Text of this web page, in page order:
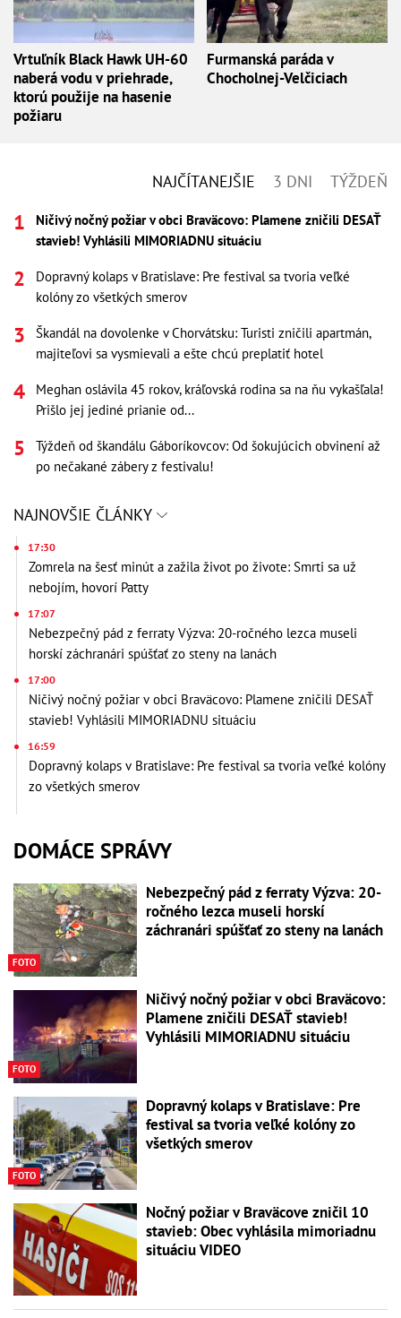
Vrtuľník Black Hawk UH-60
naberá vodu v priehrade,
ktorú použije na hasenie
požiaru
Furmanská paráda v
Chocholnej-Velčiciach
NAJČÍTANEJŠIE 3 DNI TÝŽDEŇ
Ničivý nočný požiar v obci Braväcovo: Plamene zničili DESAŤ
stavieb! Vyhlásili MIMORIADNU situáciu
Dopravný kolaps v Bratislave: Pre festival sa tvoria veľké
kolóny zo všetkých smerov
Škandál na dovolenke v Chorvátsku: Turisti zničili apartmán,
majiteľovi sa vysmievali a ešte chcú preplatiť hotel
Meghan oslávila 45 rokov, kráľovská rodina sa na ňu vykašľala!
Prišlo jej jediné prianie od...
Týždeň od škandálu Gáboríkovcov: Od šokujúcich obvinení až
po nečakané zábery z festivalu!
NAJNOVŠIE ČLÁNKY
17:30
Zomrela na šesť minút a zažila život po živote: Smrti sa už
nebojím, hovorí Patty
17:07
Nebezpečný pád z ferraty Výzva: 20-ročného lezca museli
horskí záchranári spúšťať zo steny na lanách
17:00
Ničivý nočný požiar v obci Braväcovo: Plamene zničili DESAŤ
stavieb! Vyhlásili MIMORIADNU situáciu
16:59
Dopravný kolaps v Bratislave: Pre festival sa tvoria veľké kolóny
zo všetkých smerov
DOMÁCE SPRÁVY
FOTO
Nebezpečný pád z ferraty Výzva: 20-
ročného lezca museli horskí
záchranári spúšťať zo steny na lanách
FOTO
Ničivý nočný požiar v obci Braväcovo:
Plamene zničili DESAŤ stavieb!
Vyhlásili MIMORIADNU situáciu
FOTO
Dopravný kolaps v Bratislave: Pre
festival sa tvoria veľké kolóny zo
všetkých smerov
Nočný požiar v Braväcove zničil 10
stavieb: Obec vyhlásila mimoriadnu
situáciu VIDEO